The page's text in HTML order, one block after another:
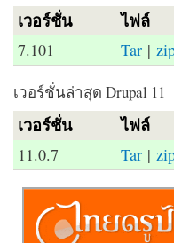
เวอร์ชั่น ไฟล์
7.101 Tar |
เวอร์ชั่นล่าสุด Drupal 11
เวอร์ชั่น ไฟล์
11.0.7 Tar |